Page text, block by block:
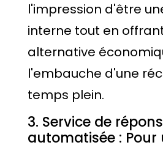
l'impression d'être
interne tout en
alternative
l'embauche d'une
temps plein.
3. Service de
automatisée :